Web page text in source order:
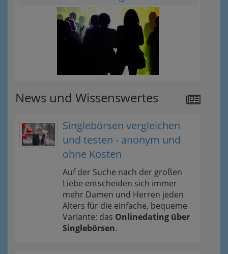
News und Wissenswertes
Singlebörsen vergleichen
und testen - anonym und
ohne Kosten
Auf der Suche nach der großen
Liebe entscheiden sich immer
mehr Damen und Herren jeden
Alters für die einfache, bequeme
Variante: das Onlinedating über
Singlebörsen.